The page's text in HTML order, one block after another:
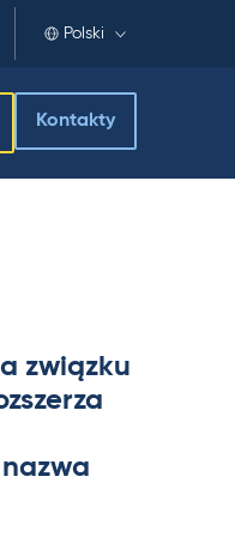
Polski
Kontakty
związku